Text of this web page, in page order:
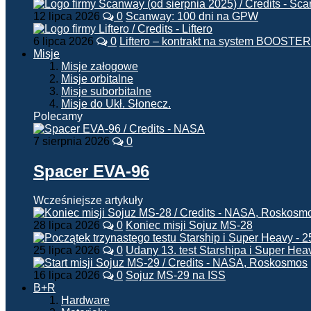
12 lipca 2026 0 Scanway: 100 dni na GPW
6 lipca 2026 0 Liftero – kontrakt na system BOOSTER
Misje
Misje załogowe
Misje orbitalne
Misje suborbitalne
Misje do Ukł. Słonecz.
Polecamy
7 sierpnia 2026 0
Spacer EVA-96
Wcześniejsze artykuły
28 lipca 2026 0 Koniec misji Sojuz MS-28
25 lipca 2026 0 Udany 13. test Starshipa i Super
16 lipca 2026 0 Sojuz MS-29 na ISS
B+R
Hardware